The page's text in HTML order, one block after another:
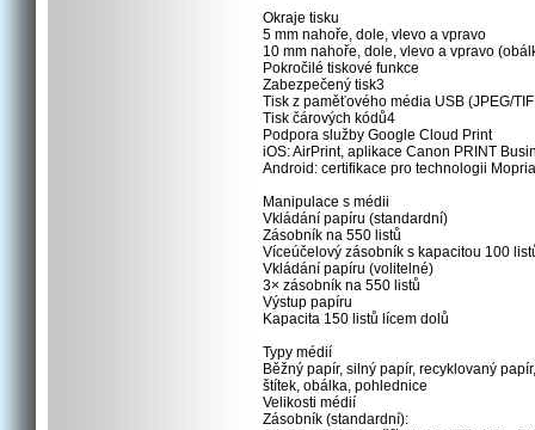
Okraje tisku
5 mm nahoře, dole, vlevo a vpravo
10 mm nahoře, dole, vlevo a vpravo
Pokročilé tiskové funkce
Zabezpečený tisk3
Tisk z paměťového média USB (JPEG/
Tisk čárových kódů4
Podpora služby Google Cloud Print
iOS: AirPrint, aplikace Canon PRINT
Android: certifikace pro technologii
Manipulace s médii
Vkládání papíru (standardní)
Zásobník na 550 listů
Víceúčelový zásobník s kapacitou 100
Vkládání papíru (volitelné)
3× zásobník na 550 listů
Výstup papíru
Kapacita 150 listů lícem dolů
Typy médií
Běžný papír, silný papír, recyklovaný
štítek, obálka, pohlednice
Velikosti médií
Zásobník (standardní):